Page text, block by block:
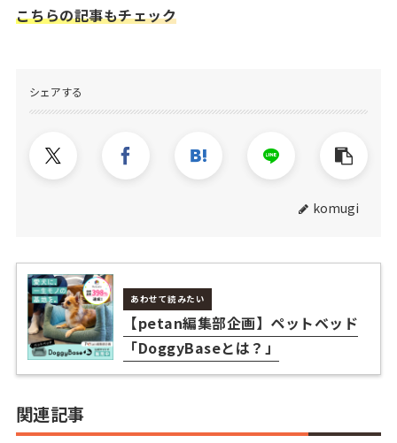
こちらの記事もチェック
シェアする
komugi
あわせて読みたい
【petan編集部企画】ペットベッド
「DoggyBaseとは？」
関連記事